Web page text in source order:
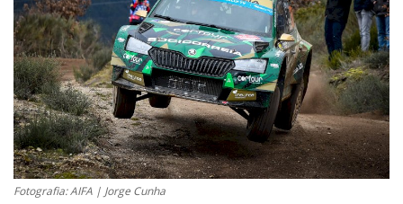
Educação
Estatuto Editorial
Saúde
Ficha técnica
Fotografia: AIFA | Jorge Cunha